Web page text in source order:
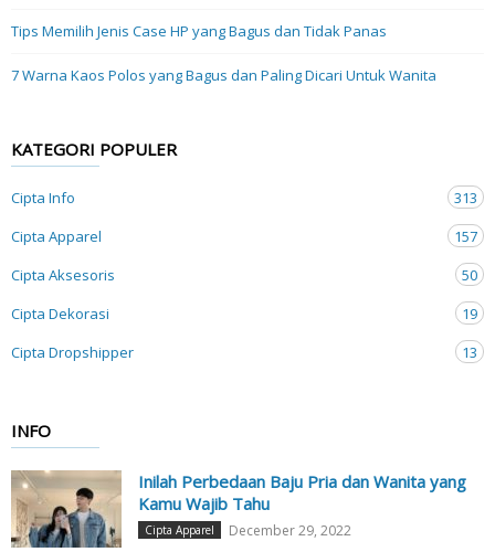
Tips Memilih Jenis Case HP yang Bagus dan Tidak Panas
7 Warna Kaos Polos yang Bagus dan Paling Dicari Untuk Wanita
KATEGORI POPULER
Cipta Info
313
Cipta Apparel
157
Cipta Aksesoris
50
Cipta Dekorasi
19
Cipta Dropshipper
13
INFO
Inilah Perbedaan Baju Pria dan Wanita yang
Kamu Wajib Tahu
Cipta Apparel December 29, 2022